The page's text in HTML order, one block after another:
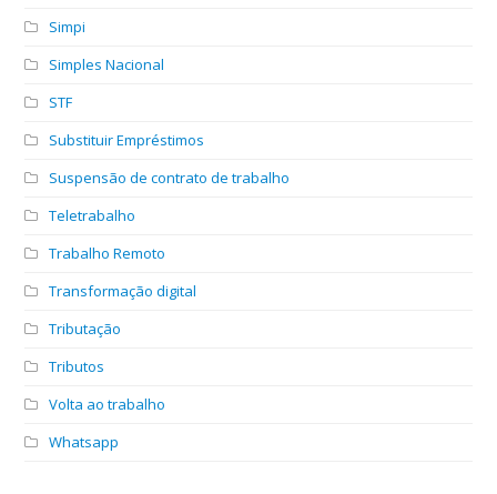
Simpi
Simples Nacional
STF
Substituir Empréstimos
Suspensão de contrato de trabalho
Teletrabalho
Trabalho Remoto
Transformação digital
Tributação
Tributos
Volta ao trabalho
Whatsapp